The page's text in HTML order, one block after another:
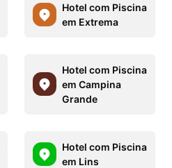
Hotel com Piscina
em Extrema
Hotel com Piscina
em Campina
Grande
Hotel com Piscina
em Lins